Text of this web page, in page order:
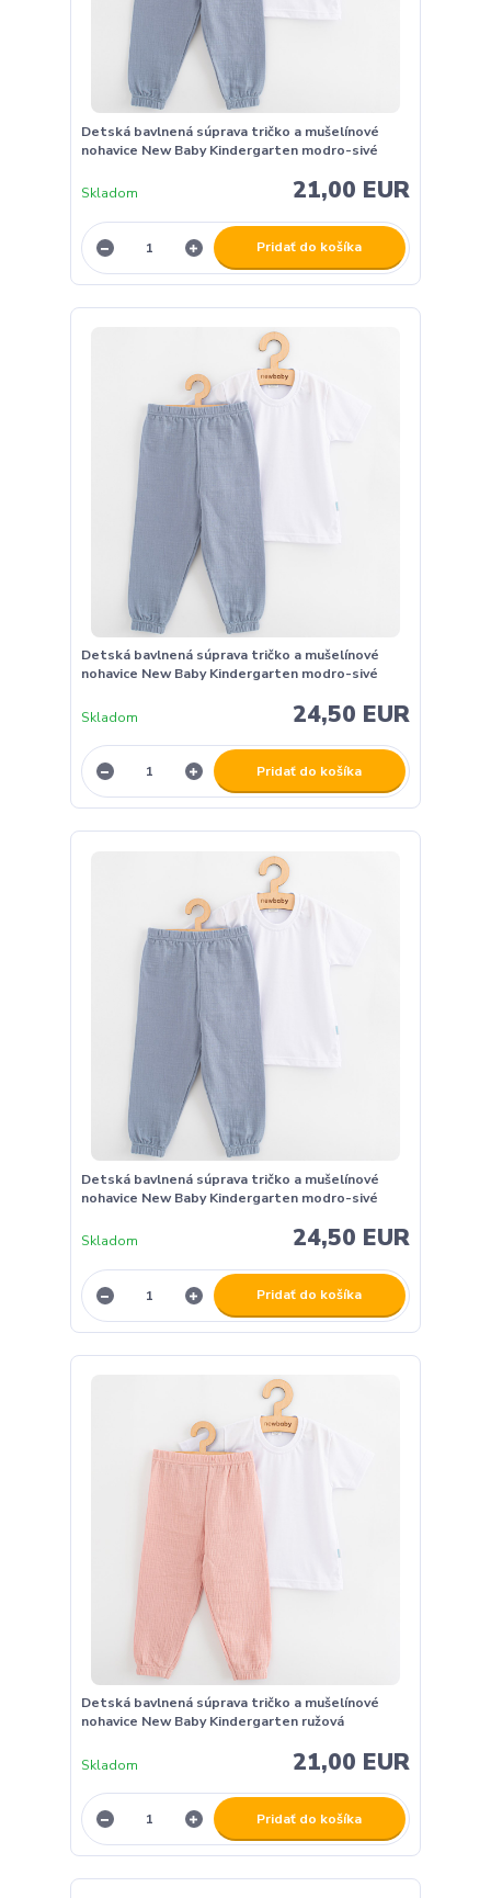
Detská bavlnená súprava tričko a mušelínové
nohavice New Baby Kindergarten modro-sivé
21,00 EUR
Skladom
Pridať do košíka
Detská bavlnená súprava tričko a mušelínové
nohavice New Baby Kindergarten modro-sivé
24,50 EUR
Skladom
Pridať do košíka
Detská bavlnená súprava tričko a mušelínové
nohavice New Baby Kindergarten modro-sivé
24,50 EUR
Skladom
Pridať do košíka
Detská bavlnená súprava tričko a mušelínové
nohavice New Baby Kindergarten ružová
21,00 EUR
Skladom
Pridať do košíka